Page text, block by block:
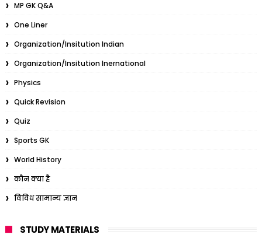
MP GK Q&A
One Liner
Organization/Insitution Indian
Organization/Insitution Inernational
Physics
Quick Revision
Quiz
Sports GK
World History
कौन क्या है
विविध सामान्य ज्ञान
STUDY MATERIALS